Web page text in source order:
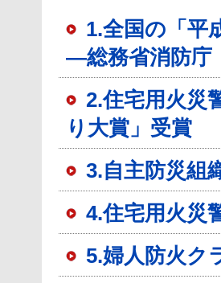
1.全国の「平
―総務省消防庁
2.住宅用火災
り大賞」受賞
3.自主防災組
4.住宅用火災
5.婦人防火ク